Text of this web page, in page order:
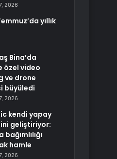
2026
yıllık
Bina’da
özel video
ve drone
büyüledi
2026
kendi yapay
geliştiriyor:
bağımlılığı
hamle
2026